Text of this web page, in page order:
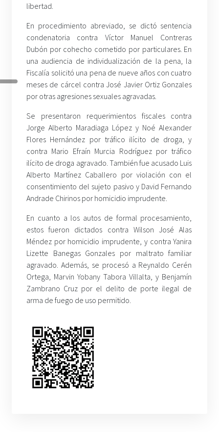
libertad.
En procedimiento abreviado, se dictó sentencia
condenatoria contra Víctor Manuel Contreras
Dubón por cohecho cometido por particulares. En
una audiencia de individualización de la pena, la
Fiscalía solicitó una pena de nueve años con cuatro
meses de cárcel contra José Javier Ortiz Gonzales
por otras agresiones sexuales agravadas.
Se presentaron requerimientos fiscales contra
Jorge Alberto Maradiaga López y Noé Alexander
Flores Hernández por tráfico ilícito de droga, y
contra Mario Efraín Murcia Rodríguez por tráfico
ilícito de droga agravado. También fue acusado Luis
Alberto Martínez Caballero por violación con el
consentimiento del sujeto pasivo y David Fernando
Andrade Chirinos por homicidio imprudente.
En cuanto a los autos de formal procesamiento,
estos fueron dictados contra Wilson José Alas
Méndez por homicidio imprudente, y contra Yanira
Lizette Banegas Gonzales por maltrato familiar
agravado. Además, se procesó a Reynaldo Cerén
Ortega, Marvin Yobany Tabora Villalta, y Benjamín
Zambrano Cruz por el delito de porte ilegal de
arma de fuego de uso permitido.